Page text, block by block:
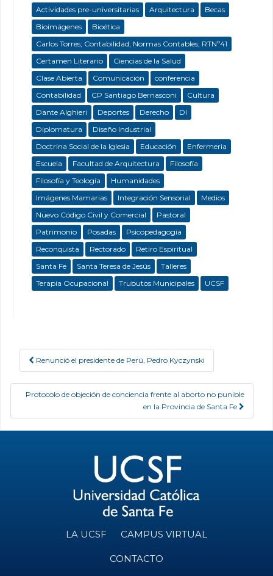
Actividades pre-universitarias Arquitectura
Becas
Bioimágenes
Bioética
Carlos Torres; Contabilidad; Normas Contables; RTNº41
Certamen Literario
Ciencias de la Salud
Clase Abierta
Comunicación
conferencia
Contabilidad
CP Santiago Bernasconi
Cultura
Dante Alghieri
Deportes Derecho
DI
Diplomatura
Diseño Industrial
Doctrina Social de la Iglesia
Educación
Enfermeria
Escuela
Facultad de Arquitectura
Filosofía
Filosofía y Teología
Humanidades
Imágenes Mamarias
Integración Sensorial
Medios
Nuevo Código Civil y Comercial
Pastoral
Patrimonio
Posadas
Psicopedagogía
Reconquista
Rectorado
Retiro Espiritual
Santa Fe
Santa Teresa de Jesús
Talleres
Terapia Ocupacional
Trubutos Municipales UCSF
Post navigation
Renunció el presidente de Perú, Pedro Kyczynski
Protocolo de objeción de conciencia frente al aborto no punible
en la Provincia de Santa Fe
LA UCSF CAMPUS VIRTUAL
CONTACTO